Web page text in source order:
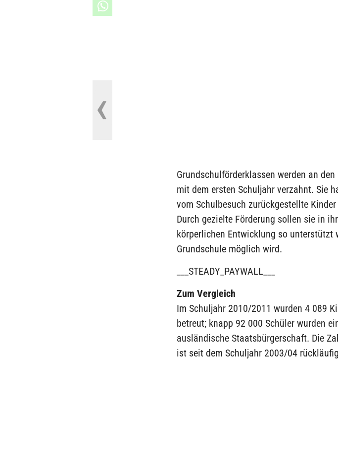
Grundschulförderklassen werden an
mit dem ersten Schuljahr verzahnt. Sie
vom Schulbesuch zurückgestellte
Durch gezielte Förderung sollen sie in
körperlichen Entwicklung so unterstützt
Grundschule möglich wird.
___STEADY_PAYWALL___
Zum Vergleich
Im Schuljahr 2010/2011 wurden 4 089
betreut; knapp 92 000 Schüler wurden
ausländische Staatsbürgerschaft. Die
ist seit dem Schuljahr 2003/04